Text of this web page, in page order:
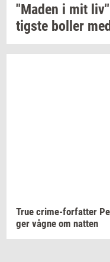
"Maden i mit
tig­ste bol­ler
True crime-​forfatter
ger vågne om nat­ten